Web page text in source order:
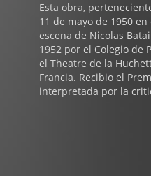
Esta obra,
11 de mayo de 1950
escena de Nicolas
1952 por el Colegio de
el Theatre de la
Francia. Recibio el
interpretada por la
de la epoca. Una de